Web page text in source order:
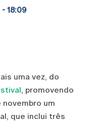
18:09
uma vez, do
, promovendo
novembro um
que inclui três